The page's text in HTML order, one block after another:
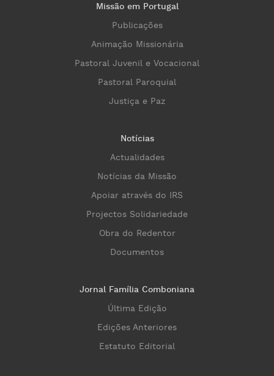
Missão em Portugal
Publicações
Animação Missionária
Pastoral Juvenil e Vocacional
Pastoral Paroquial
Justiça e Paz
Notícias
Actualidades
Notícias da Missão
Apoiar através do IRS
Projectos Solidariedade
Obra do Redentor
Documentos
Jornal Família Comboniana
Última Edição
Edições Anteriores
Estatuto Editorial